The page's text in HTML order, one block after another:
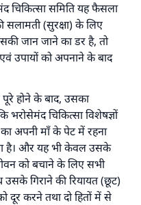
चिकित्सा समिति यह फैसला
सलामती (सुरक्षा) के लिए
जान जाने का डर है, तो
उपायों को अपनाने के बाद
होने के बाद, उसका
भरोसेमंद चिकित्सा विशेषज्ञों
अपनी माँ के पेट में रहना
है। और यह भी केवल उसके
को बचाने के लिए सभी
उसके गिराने की रियायत (छूट)
दूर करने तथा दो हितों में से
हमारी सहायता करें
व सल्लम ने फरमाया :
उसके लिए उस भलाई के
है।''